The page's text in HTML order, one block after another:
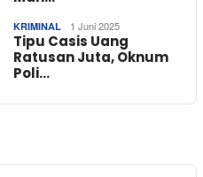
KRIMINAL 1 Juni 2025
Tipu Casis Uang
Ratusan Juta, Oknum
Poli…